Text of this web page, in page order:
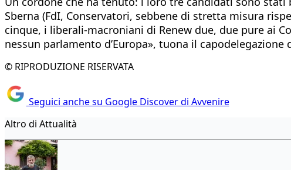
Sberna (FdI, Conservatori, sebbene di stretta misura
cinque, i liberali-macroniani di Renew due, due pure ai
nessun parlamento d’Europa», tuona il capodelegazione
© RIPRODUZIONE RISERVATA
Seguici anche su Google Discover di Avvenire
Altro di Attualità